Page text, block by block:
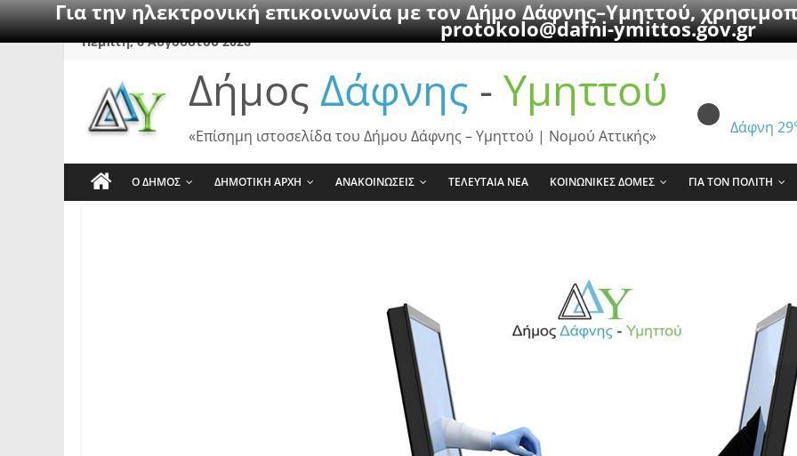
Για την ηλεκτρονική επικοινωνία με τον Δήμο Δάφνης–Υμηττού,
protokolo@dafni-ymittos.gov.gr
SkipΠέμπτη, 6 Αυγούστου 2026
Δήμος Δάφνης - Υμηττού
Δάφνη
«Επίσημη ιστοσελίδα του Δήμου Δάφνης – Υμηττού | Νομού Αττικής»
Ο ΔΗΜΟΣ ΔΗΜΟΤΙΚΗ ΑΡΧΗ ΑΝΑΚΟΙΝΩΣΕΙΣ ΤΕΛΕΥΤΑΙΑ ΝΕΑ ΚΟΙΝΩΝΙΚΕΣ ΔΟΜΕΣ ΓΙΑ ΤΟΝ ΠΟΛΙΤΗ